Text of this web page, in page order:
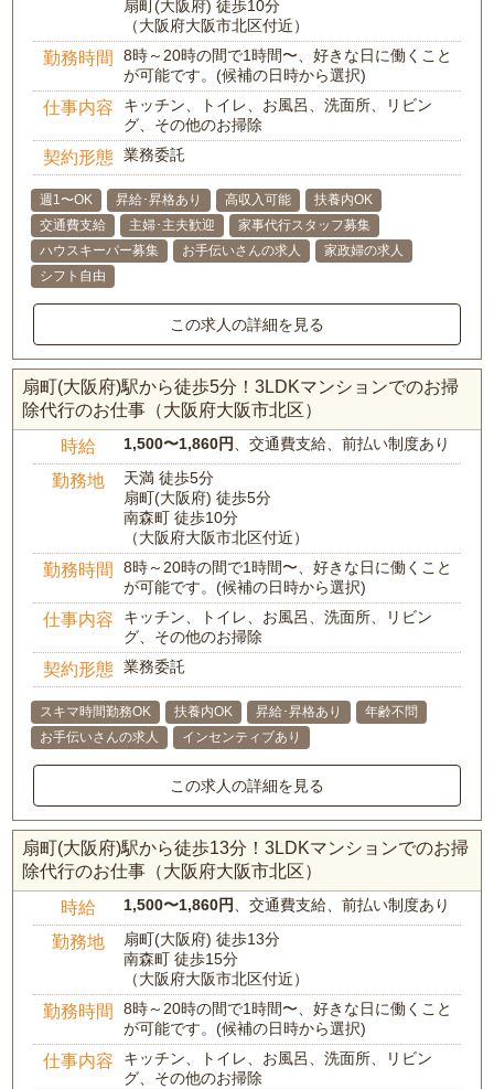
扇町(大阪府) 徒歩10分
（大阪府大阪市北区付近）
勤務時間
8時～20時の間で1時間〜、好きな日に働くこと
が可能です。(候補の日時から選択)
仕事内容
キッチン、トイレ、お風呂、洗面所、リビン
グ、その他のお掃除
契約形態 業務委託
週1〜OK 昇給･昇格あり 高収入可能
扶養内OK
交通費支給
主婦･主夫歓迎
家事代行スタッフ募集
ハウスキーパー募集
お手伝いさんの求人
家政婦の求人
シフト自由
この求人の詳細を見る
扇町(大阪府)駅から徒歩5分！3LDKマンションでのお掃
除代行のお仕事（大阪府大阪市北区）
時給 1,500〜1,860円、交通費支給、前払い制度あり
勤務地
天満 徒歩5分
扇町(大阪府) 徒歩5分
南森町 徒歩10分
（大阪府大阪市北区付近）
勤務時間
8時～20時の間で1時間〜、好きな日に働くこと
が可能です。(候補の日時から選択)
仕事内容
キッチン、トイレ、お風呂、洗面所、リビン
グ、その他のお掃除
契約形態 業務委託
スキマ時間勤務OK 扶養内OK 昇給･昇格あり
年齢不問
お手伝いさんの求人
インセンティブあり
この求人の詳細を見る
扇町(大阪府)駅から徒歩13分！3LDKマンションでのお掃
除代行のお仕事（大阪府大阪市北区）
時給 1,500〜1,860円、交通費支給、前払い制度あり
勤務地
扇町(大阪府) 徒歩13分
南森町 徒歩15分
（大阪府大阪市北区付近）
勤務時間
8時～20時の間で1時間〜、好きな日に働くこと
が可能です。(候補の日時から選択)
仕事内容
キッチン、トイレ、お風呂、洗面所、リビン
グ、その他のお掃除